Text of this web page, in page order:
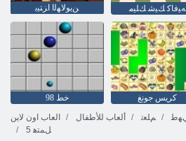
ﻦﻳﻮﻟﺎﻬﻟﺍ ﺍﺰﺘﻴﺑ ﻪﻴﻓﺎﻛ ﻚﻴﺷ ﻚﻠﻴﻣ
خط 98 كريس جونغ
العاب اون لاين
ألعاب للأطفال ﻢﻠﻌﺗ
5 ﻞﻤﺘﻫ